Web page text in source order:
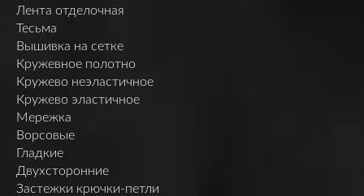
Лента отделочная
Тесьма
Вышивка на сетке
Кружевное полотно
Кружево неэластичное
Кружево эластичное
Мережка
Ворсовые
Гладкие
Двухсторонние
Застежки крючки-петли